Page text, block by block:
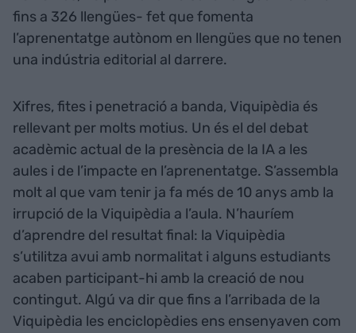
fins a 326 llengües- fet que fomenta
l’aprenentatge autònom en llengües que no tenen
una indústria editorial al darrere.
Xifres, fites i penetració a banda, Viquipèdia és
rellevant per molts motius. Un és el del debat
acadèmic actual de la presència de la IA a les
aules i de l’impacte en l’aprenentatge. S’assembla
molt al que vam tenir ja fa més de 10 anys amb la
irrupció de la Viquipèdia a l’aula. N’hauríem
d’aprendre del resultat final: la Viquipèdia
s’utilitza avui amb normalitat i alguns estudiants
acaben participant-hi amb la creació de nou
contingut. Algú va dir que fins a l’arribada de la
Viquipèdia les enciclopèdies ens ensenyaven com